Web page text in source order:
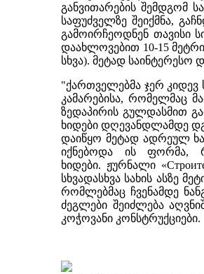
განვითარების შემდგომ
საფუძველზე შეიქმნა,
გამოირჩეოდნენ თავისი
დაახლოვებით 10-15
სხვა). მეტად საინტერესო
"ქართველებმა ჯერ
კამარებისა, რომელმაც
ზედაპირის გულდასმით
ხიდები დღევანდლამდე
დაიწყო მეტად ადრეულ
იქნებოდა ის ფორმა,
ხიდები. ჟურნალი
სხვადასხვა სახის ასზე
რომლებმაც ჩვენამდე
ძეგლები შეიძლება
კოჭოვანი კონსტრუქციები.